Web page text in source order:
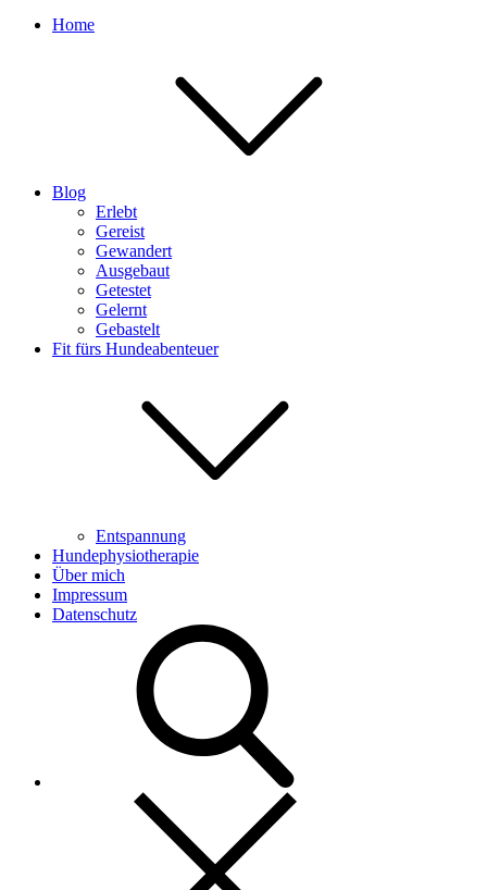
Home
Blog
Erlebt
Gereist
Gewandert
Ausgebaut
Getestet
Gelernt
Gebastelt
Fit fürs Hundeabenteuer
Entspannung
Hundephysiotherapie
Über mich
Impressum
Datenschutz